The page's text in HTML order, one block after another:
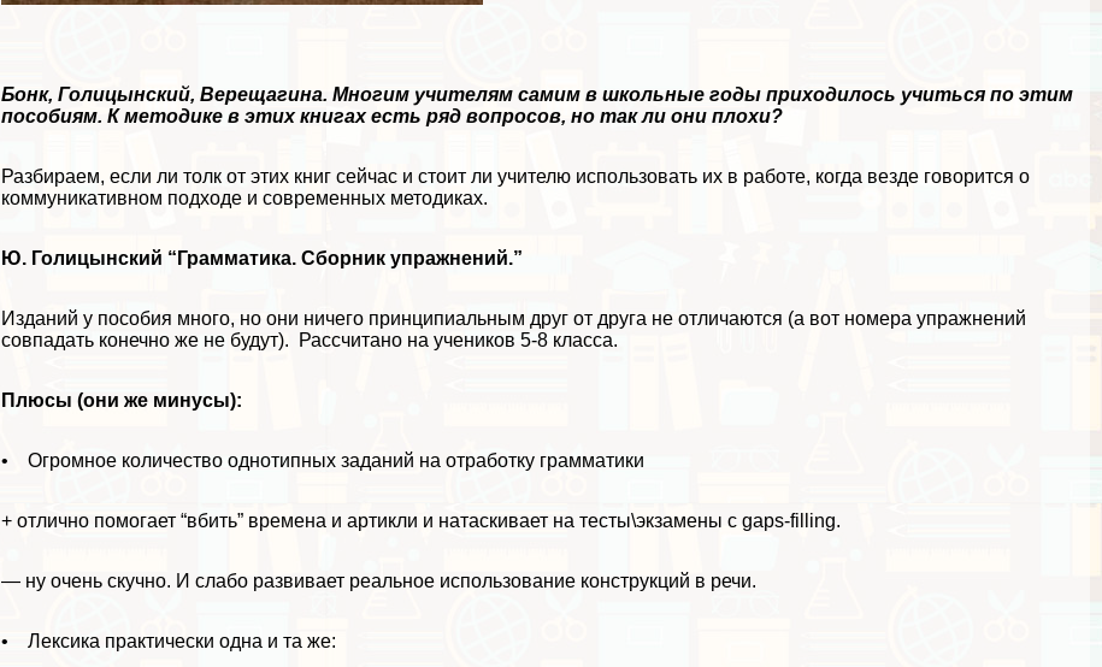
Бонк, Голицынский, Верещагина. Многим учителям самим в школьные годы приходилось учиться по этим
пособиям. К методике в этих книгах есть ряд вопросов, но так ли они плохи?
Разбираем, если ли толк от этих книг сейчас и стоит ли учителю использовать их в работе, когда везде говорится о
коммуникативном подходе и современных методиках.
Ю. Голицынский “Грамматика. Сборник упражнений.”
Изданий у пособия много, но они ничего принципиальным друг от друга не отличаются (а вот номера упражнений
совпадать конечно же не будут). Рассчитано на учеников 5-8 класса.
Плюсы (они же минусы):
• Огромное количество однотипных заданий на отработку грамматики
+ отлично помогает “вбить” времена и артикли и натаскивает на тесты\экзамены с gaps-filling.
— ну очень скучно. И слабо развивает реальное использование конструкций в речи.
• Лексика пpaктически одна и та же: